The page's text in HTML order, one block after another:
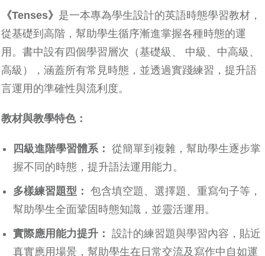
《Tenses》 是一本專為學生設計的英語時態學習教材，
從基礎到高階，幫助學生循序漸進掌握各種時態的運
用。書中設有四個學習層次（基礎級、 中級、中高級、
高級），涵蓋所有常見時態，並透過實踐練習，提升語
言運用的準確性與流利度。
教材與教學特色：
四級進階學習體系： 從簡單到複雜，幫助學生逐步掌
握不同的時態，提升語法運用能力。
多樣練習題型： 包含填空題、選擇題、重寫句子等，
幫助學生全面鞏固時態知識，並靈活運用。
實際應用能力提升： 設計的練習題與學習內容，貼近
真實應用場景，幫助學生在日常交流及寫作中自如運